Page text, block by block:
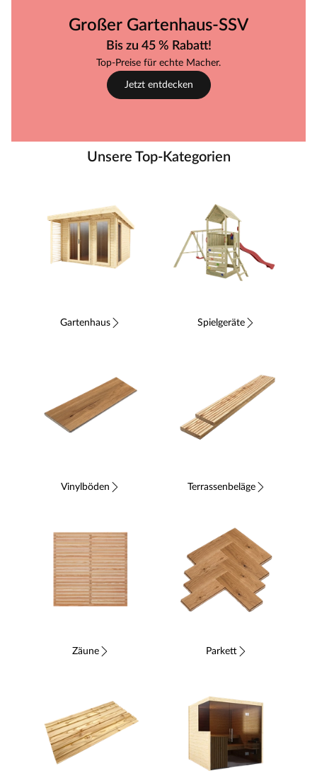
Großer Gartenhaus-SSV
Bis zu 45 % Rabatt!
Top-Preise für echte Macher.
Jetzt entdecken
Unsere Top-Kategorien
Gartenhaus Spielgeräte
Vinylböden Terrassenbeläge
Zäune Parkett